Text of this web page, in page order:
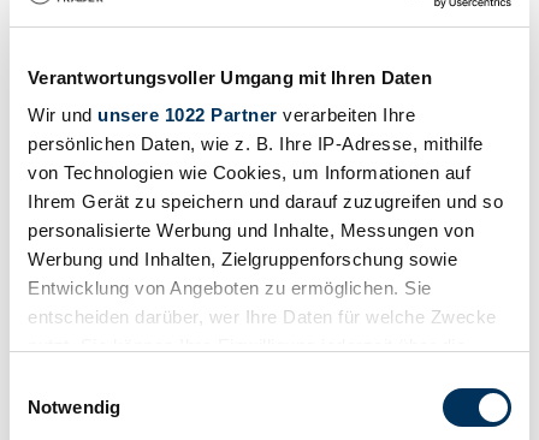
Verantwortungsvoller Umgang mit Ihren Daten
Wir und unsere 1022 Partner verarbeiten Ihre
persönlichen Daten, wie z. B. Ihre IP-Adresse, mithilfe
von Technologien wie Cookies, um Informationen auf
Ihrem Gerät zu speichern und darauf zuzugreifen und so
personalisierte Werbung und Inhalte, Messungen von
Werbung und Inhalten, Zielgruppenforschung sowie
Entwicklung von Angeboten zu ermöglichen. Sie
entscheiden darüber, wer Ihre Daten für welche Zwecke
Trigger Symbol ändern oder widerrufen
Notwendig
Händler
Karosserieform
Coupé
Tachostand (abgelesen)
60.680 km
Leistung (kW/PS)
68 / 92